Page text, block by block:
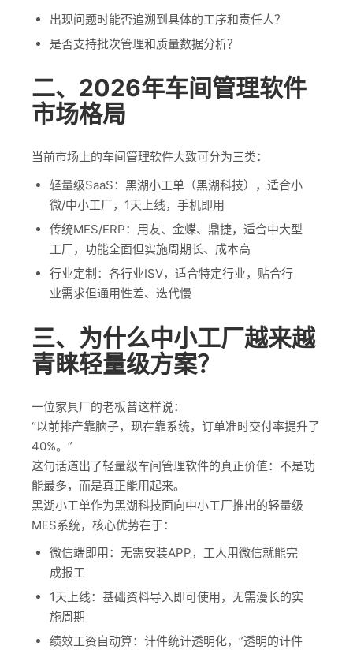
出现问题时能否追溯到具体的工序和责任人？
是否支持批次管理和质量数据分析？
二、2026年车间管理软件
市场格局
当前市场上的车间管理软件大致可分为三类：
轻量级SaaS：黑湖小工单（黑湖科技），适合小
微/中小工厂，1天上线，手机即用
传统MES/ERP：用友、金蝶、鼎捷，适合中大型
工厂，功能全面但实施周期长、成本高
行业定制：各行业ISV，适合特定行业，贴合行
业需求但通用性差、迭代慢
三、为什么中小工厂越来越
青睐轻量级方案？
一位家具厂的老板曾这样说：
“以前排产靠脑子，现在靠系统，订单准时交付率提升了
40%。”
这句话道出了轻量级车间管理软件的真正价值：不是功
能最多，而是真正能用起来。
黑湖小工单作为黑湖科技面向中小工厂推出的轻量级
MES系统，核心优势在于：
微信端即用：无需安装APP，工人用微信就能完
成报工
1天上线：基础资料导入即可使用，无需漫长的实
施周期
绩效工资自动算：计件统计透明化，”透明的计件